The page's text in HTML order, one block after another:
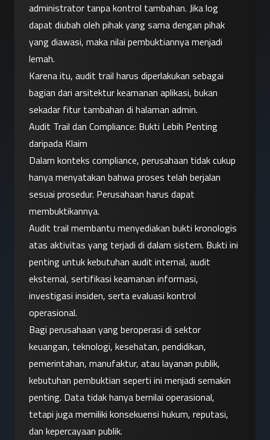
administrator tanpa kontrol tambahan. Jika log
dapat diubah oleh pihak yang sama dengan pihak
yang diawasi, maka nilai pembuktiannya menjadi
lemah.
Karena itu, audit trail harus diperlakukan sebagai
bagian dari arsitektur keamanan aplikasi, bukan
sekadar fitur tambahan di halaman admin.
Audit Trail dan Compliance: Bukti Lebih Penting
daripada Klaim
Dalam konteks compliance, perusahaan tidak cukup
hanya menyatakan bahwa proses telah berjalan
sesuai prosedur. Perusahaan harus dapat
membuktikannya.
Audit trail membantu menyediakan bukti kronologis
atas aktivitas yang terjadi di dalam sistem. Bukti ini
penting untuk kebutuhan audit internal, audit
eksternal, sertifikasi keamanan informasi,
investigasi insiden, serta evaluasi kontrol
operasional.
Bagi perusahaan yang beroperasi di sektor
keuangan, teknologi, kesehatan, pendidikan,
pemerintahan, manufaktur, atau layanan publik,
kebutuhan pembuktian seperti ini menjadi semakin
penting. Data tidak hanya bernilai operasional,
tetapi juga memiliki konsekuensi hukum, reputasi,
dan kepercayaan publik.